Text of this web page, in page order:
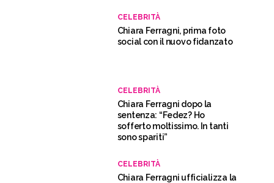
CELEBRITÀ
Chiara Ferragni, prima foto
social con il nuovo fidanzato
CELEBRITÀ
Chiara Ferragni dopo la
sentenza: “Fedez? Ho
sofferto moltissimo. In tanti
sono spariti”
CELEBRITÀ
Chiara Ferragni ufficializza la